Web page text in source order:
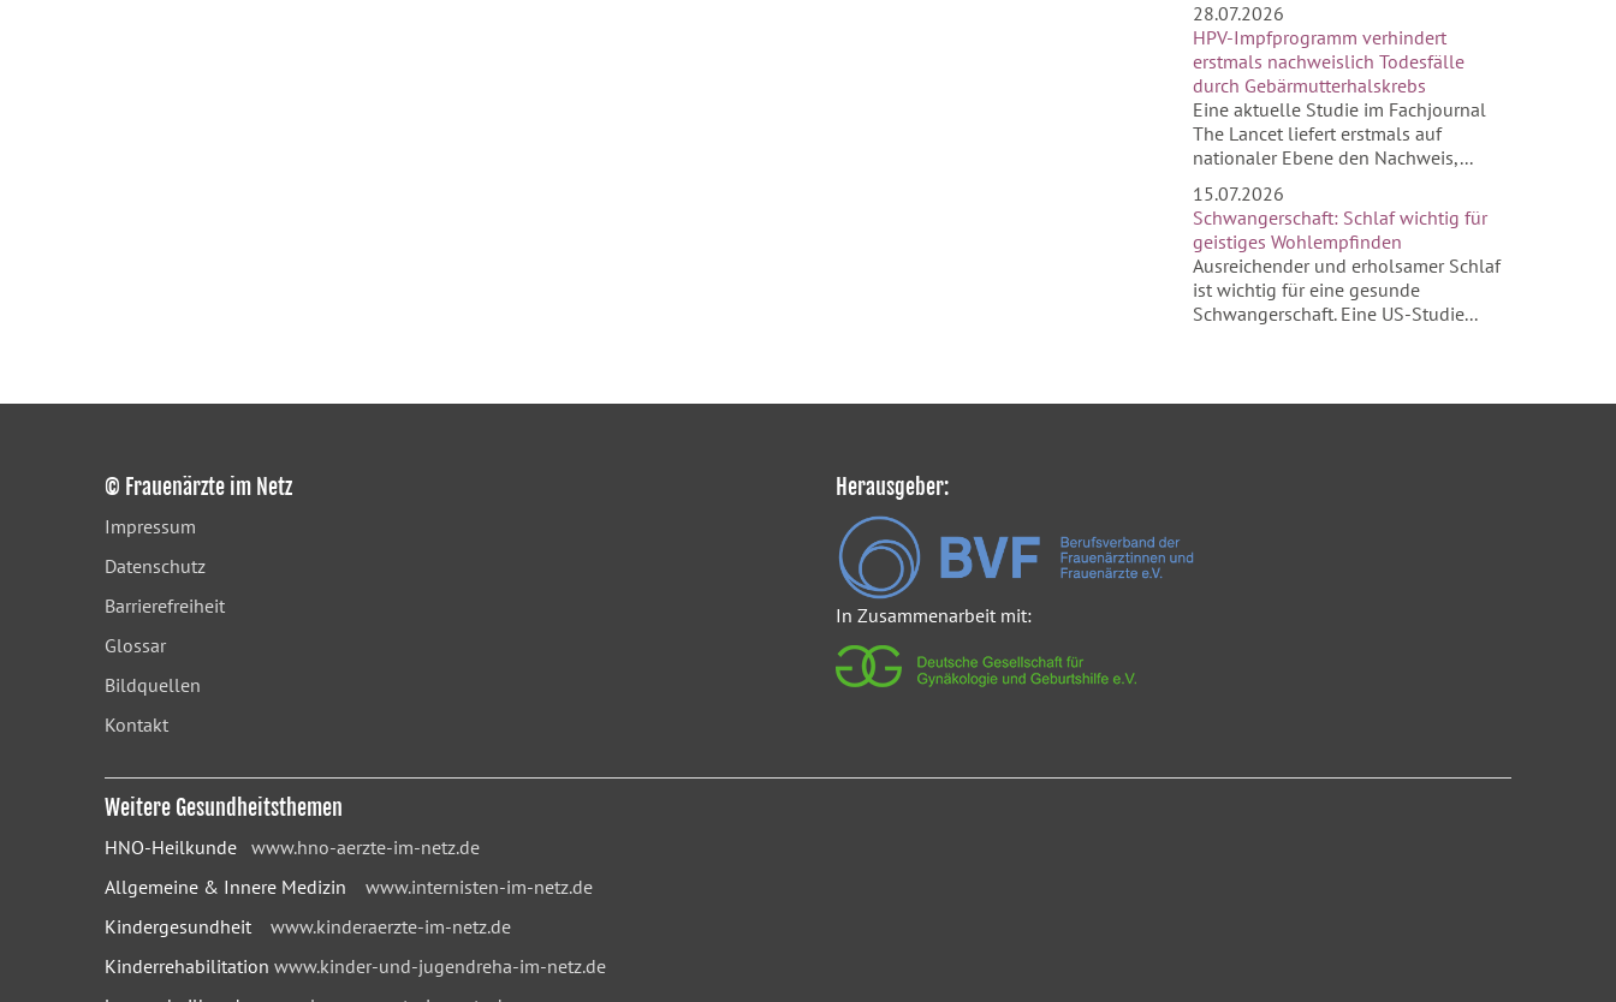
28.07.2026
HPV-Impfprogramm verhindert
erstmals nachweislich Todesfälle
durch Gebärmutterhalskrebs
Eine aktuelle Studie im Fachjournal
The Lancet liefert erstmals auf
nationaler Ebene den Nachweis,...
15.07.2026
Schwangerschaft: Schlaf wichtig für
geistiges Wohlempfinden
Ausreichender und erholsamer Schlaf
ist wichtig für eine gesunde
Schwangerschaft. Eine US-Studie...
© Frauenärzte im Netz
Impressum
Datenschutz
Barrierefreiheit
Glossar
Bildquellen
Kontakt
Herausgeber:
In Zusammenarbeit mit:
Weitere Gesundheitsthemen
HNO-Heilkunde www.hno-aerzte-im-netz.de
Allgemeine & Innere Medizin www.internisten-im-netz.de
Kindergesundheit www.kinderaerzte-im-netz.de
Kinderrehabilitation www.kinder-und-jugendreha-im-netz.de